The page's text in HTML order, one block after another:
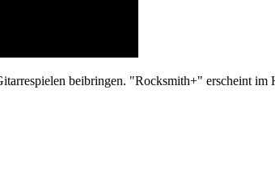
beibringen. "Rocksmith+" erscheint